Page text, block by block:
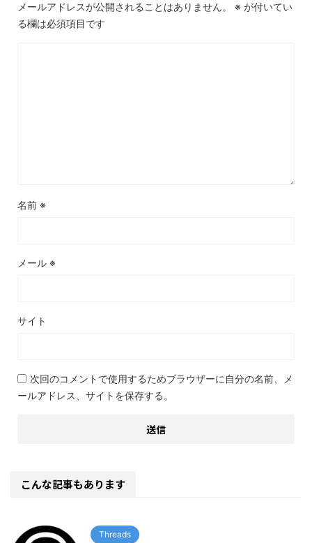
メールアドレスが公開されることはありません。 ※ が付いてい
る欄は必須項目です
名前 ※
メール ※
サイト
次回のコメントで使用するためブラウザーに自分の名前、メ
ールアドレス、サイトを保存する。
こんな記事もあります
Threads